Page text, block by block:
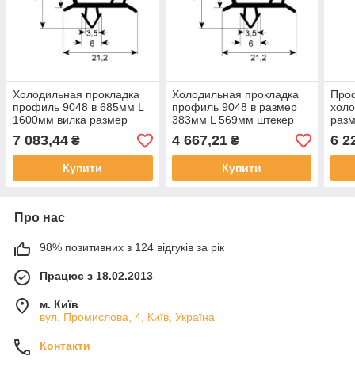
Холодильная прокладка
профиль 9048 в 685мм L
1600мм вилка размер
стеклянная дверь для
Sagi, Angelo Po
7 083,44 ₴
Купити
Холодильная прокладка
профиль 9048 в размер
383мм L 569мм штекер
для Cookmax, Polaris
4 667,21₴
Купити
L
6
Про нас
98% позитивних з 124 відгуків за рік
Працює з 18.02.2013
м. Київ
вул. Промислова, 4, Київ, Україна
Контакти